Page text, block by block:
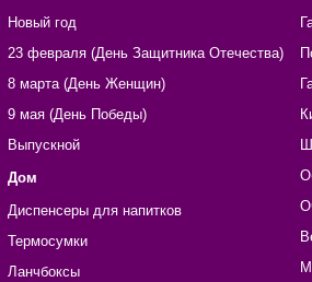
Новый год
23 февраля (День Защитника Отечества)
8 марта (День Женщин)
9 мая (День Победы)
Выпускной
Дом
Диспенсеры для напитков
Термосумки
Ланчбоксы